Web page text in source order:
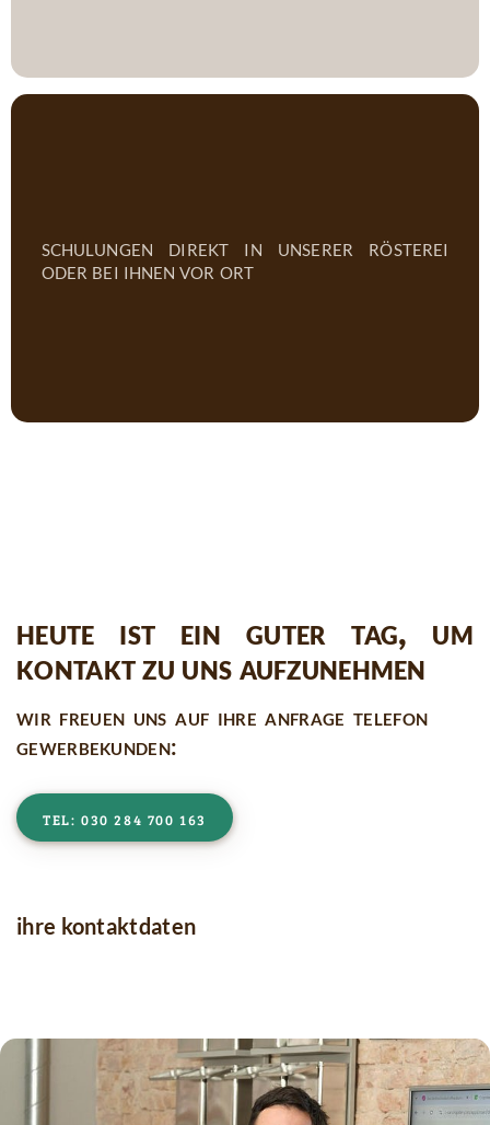
schulungen direkt in unserer rösterei
oder bei ihnen vor ort
heute ist ein guter tag, um
kontakt zu uns aufzunehmen
wir freuen uns auf ihre anfrage telefon
gewerbekunden:
tel: 030 284 700 163
ihre kontaktdaten